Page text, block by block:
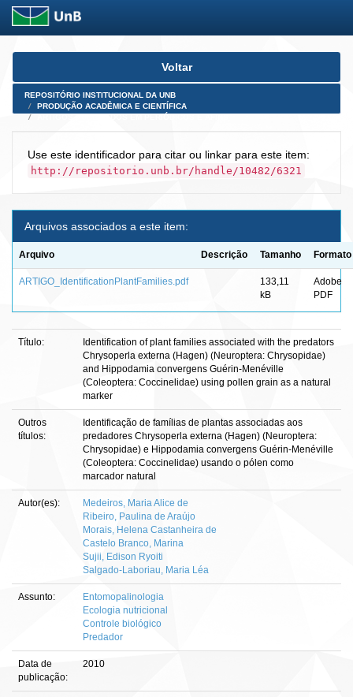
Skip
Voltar
REPOSITÓRIO INSTITUCIONAL DA UNB
PRODUÇÃO ACADÊMICA E CIENTÍFICA
Use este identificador para citar ou linkar para este item:
http://repositorio.unb.br/handle/10482/6321
Arquivos associados a este item:
Arquivo Descrição Tamanho Formato
ARTIGO_IdentificationPlantFamilies.pdf
133,11
kB
Adobe
PDF
Título:
Identification of plant families associated with the predators
Chrysoperla externa (Hagen) (Neuroptera: Chrysopidae)
and Hippodamia convergens Guérin-Menéville
(Coleoptera: Coccinelidae) using pollen grain as a natural
marker
Outros
títulos:
Identificação de famílias de plantas associadas aos
predadores Chrysoperla externa (Hagen) (Neuroptera:
Chrysopidae) e Hippodamia convergens Guérin-Menéville
(Coleoptera: Coccinelidae) usando o pólen como
marcador natural
Autor(es):
Medeiros, Maria Alice de
Ribeiro, Paulina de Araújo
Morais, Helena Castanheira de
Castelo Branco, Marina
Sujii, Edison Ryoiti
Salgado-Laboriau, Maria Léa
Assunto:
Entomopalinologia
Ecologia nutricional
Controle biológico
Predador
Data de
publicação:
2010